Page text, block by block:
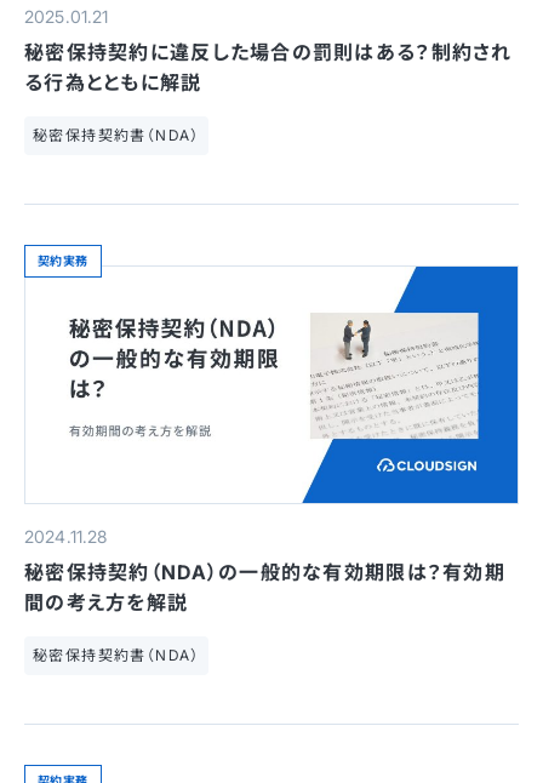
2025.01.21
秘密保持契約に違反した場合の罰則はある？制約され
る行為とともに解説
秘密保持契約書（NDA）
契約実務
2024.11.28
秘密保持契約（NDA）の一般的な有効期限は？有効期
間の考え方を解説
秘密保持契約書（NDA）